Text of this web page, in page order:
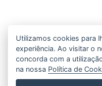
Utilizamos cookies para
experiência. Ao visitar o
concorda com a
na nossa Política de